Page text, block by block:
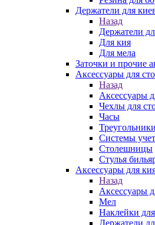
Держатели для
Назад
Держатели
Для кия
Для мела
Заточки и прочие
Аксессуары для
Назад
Аксессуары
Чехлы для
Часы
Треугольники
Системы
Столешницы
Стулья
Аксессуары для
Назад
Аксессуары
Мел
Наклейки
Держатели